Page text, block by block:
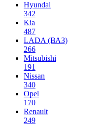
Hyundai
342
Kia
487
LADA (ВАЗ)
266
Mitsubishi
191
Nissan
340
Opel
170
Renault
249